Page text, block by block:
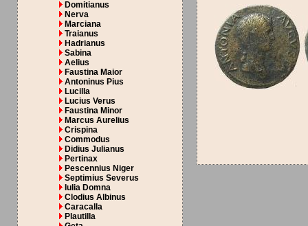
Domitianus
Nerva
Marciana
Traianus
Hadrianus
Sabina
Aelius
Faustina Maior
Antoninus Pius
Lucilla
Lucius Verus
Faustina Minor
Marcus Aurelius
Crispina
Commodus
Didius Julianus
Pertinax
Pescennius Niger
Septimius Severus
Iulia Domna
Clodius Albinus
Caracalla
Plautilla